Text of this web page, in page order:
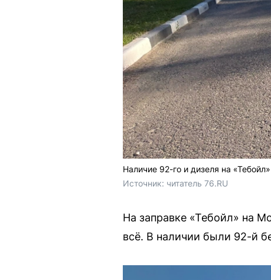
Наличие 92-го и дизеля на «Тебойл»
Источник: читатель 76.RU
На заправке «Тебойл» на
всё. В наличии были 92-й